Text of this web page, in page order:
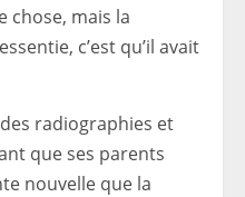
chose, mais la
c’est qu’il avait
radiographies et
que ses parents
nouvelle que la